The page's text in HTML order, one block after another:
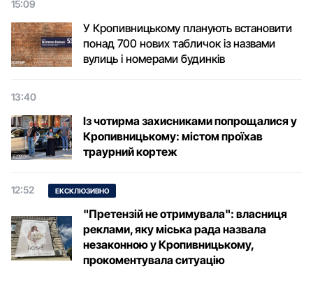
15:09
У Кропивницькому планують встановити
понад 700 нових табличок із назвами
вулиць і номерами будинків
13:40
Із чотирма захисниками попрощалися у
Кропивницькому: містом проїхав
траурний кортеж
12:52 ЕКСКЛЮЗИВНО
"Претензій не отримувала": власниця
реклами, яку міська рада назвала
незаконною у Кропивницькому,
прокоментувала ситуацію